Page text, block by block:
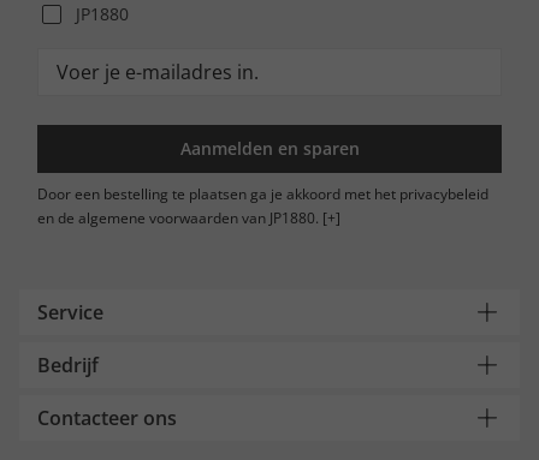
JP1880
Aanmelden en sparen
Door een bestelling te plaatsen ga je akkoord met het privacybeleid
en de algemene voorwaarden van JP1880. [+]
Service
Bedrijf
Contacteer ons